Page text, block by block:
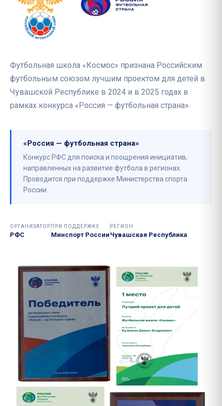
Футбольная школа «Космос» признана Российским
футбольным союзом лучшим проектом для детей в
Чувашской Республике в 2024 и в 2025 годах в
рамках конкурса «Россия — футбольная страна».
«Россия — футбольная страна»
Конкурс РФС для поиска и поощрения инициатив,
направленных на развитие футбола в регионах.
Проводится при поддержке Министерства спорта
России.
ОРГАНИЗАТОР
РФС
ПРИ ПОДДЕРЖКЕ
Минспорт России
РЕГИОН
Чувашская Республика